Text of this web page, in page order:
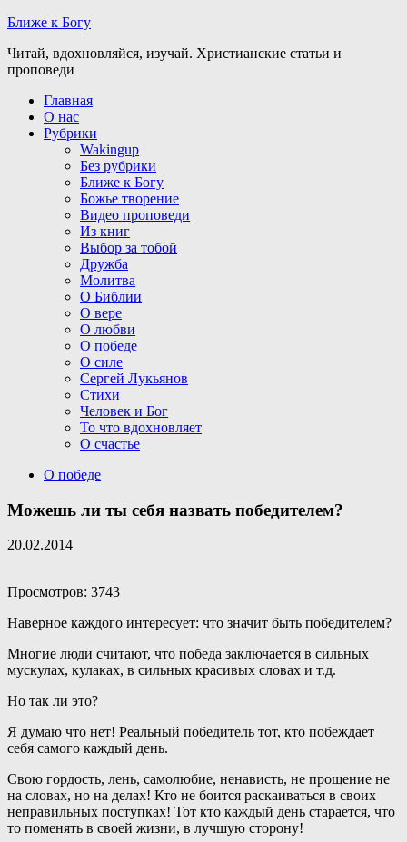
Ближе к Богу
Читай, вдохновляйся, изучай. Христианские статьи и
проповеди
Главная
О нас
Рубрики
Wakingup
Без рубрики
Ближе к Богу
Божье творение
Видео проповеди
Из книг
Выбор за тобой
Дружба
Молитва
О Библии
О вере
О любви
О победе
О силе
Сергей Лукьянов
Стихи
Человек и Бог
То что вдохновляет
О счастье
О победе
Можешь ли ты себя назвать победителем?
20.02.2014
Просмотров: 3743
Наверное каждого интересует: что значит быть победителем?
Многие люди считают, что победа заключается в сильных
мускулах, кулаках, в сильных красивых словах и т.д.
Но так ли это?
Я думаю что нет! Реальный победитель тот, кто побеждает
себя самого каждый день.
Свою гордость, лень, самолюбие, ненависть, не прощение не
на словах, но на делах! Кто не боится раскаиваться в своих
неправильных поступках! Тот кто каждый день старается, что
то поменять в своей жизни, в лучшую сторону!